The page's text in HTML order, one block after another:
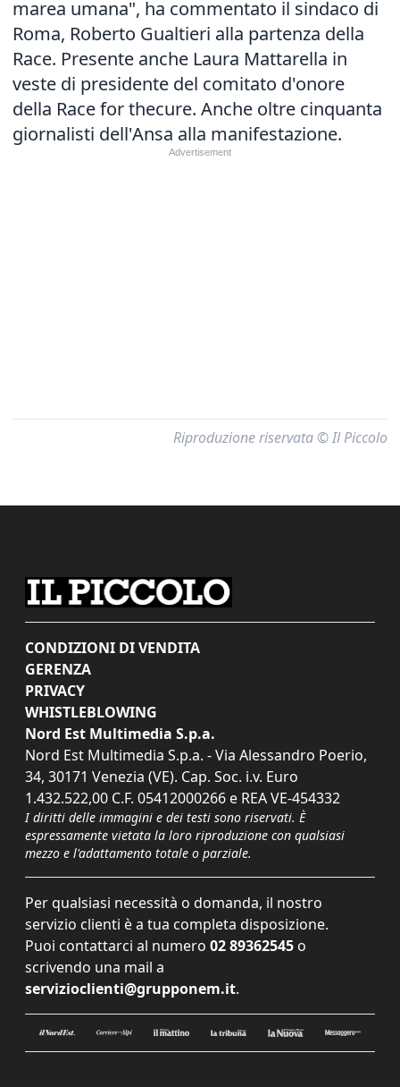
marea umana", ha commentato il sindaco di
Roma, Roberto Gualtieri alla partenza della
Race. Presente anche Laura Mattarella in
veste di presidente del comitato d'onore
della Race for thecure. Anche oltre cinquanta
giornalisti dell'Ansa alla manifestazione.
Riproduzione riservata © Il Piccolo
CONDIZIONI DI VENDITA
GERENZA
PRIVACY
WHISTLEBLOWING
Nord Est Multimedia S.p.a.
Nord Est Multimedia S.p.a. - Via Alessandro Poerio,
34, 30171 Venezia (VE). Cap. Soc. i.v. Euro
1.432.522,00 C.F. 05412000266 e REA VE-454332
I diritti delle immagini e dei testi sono riservati. È
espressamente vietata la loro riproduzione con qualsiasi
mezzo e l'adattamento totale o parziale.
Per qualsiasi necessità o domanda, il nostro
servizio clienti è a tua completa disposizione.
Puoi contattarci al numero 02 89362545 o
scrivendo una mail a
servizioclienti@grupponem.it.